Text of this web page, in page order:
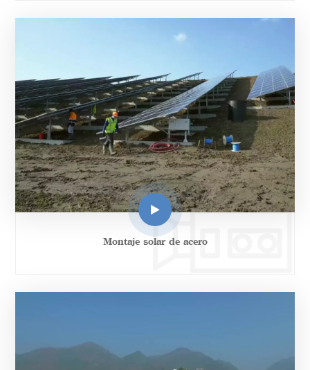
Montaje solar de acero